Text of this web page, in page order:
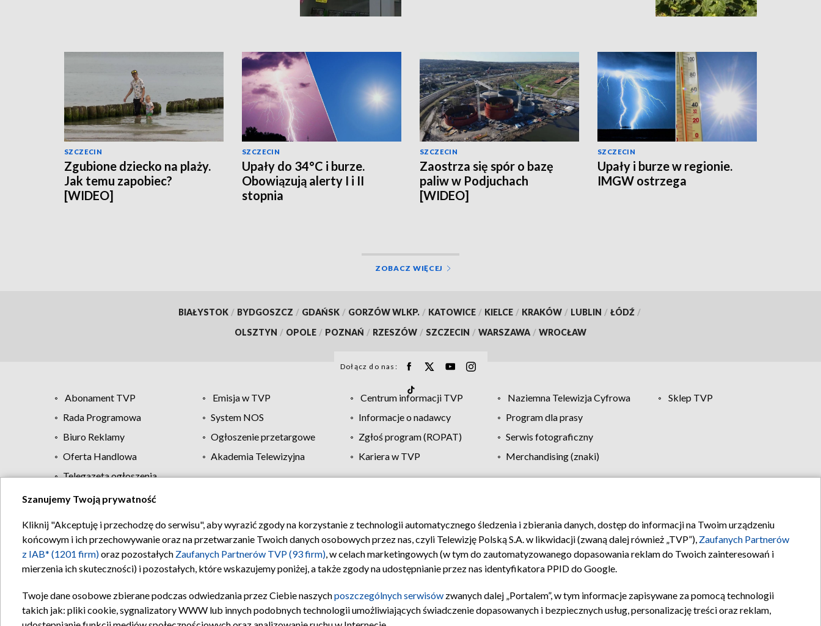
SZCZECIN
Zgubione dziecko na plaży.
Jak temu zapobiec?
[WIDEO]
SZCZECIN
Upały do 34°C i burze.
Obowiązują alerty I i II
stopnia
SZCZECIN
Zaostrza się spór o bazę
paliw w Podjuchach
[WIDEO]
SZCZECIN
Upały i burze w regionie.
IMGW ostrzega
ZOBACZ WIĘCEJ
BIAŁYSTOK / BYDGOSZCZ / GDAŃSK / GORZÓW WLKP. / KATOWICE / KIELCE / KRAKÓW / LUBLIN / ŁÓDŹ /
OLSZTYN / OPOLE / POZNAŃ / RZESZÓW / SZCZECIN / WARSZAWA / WROCŁAW
Dołącz do nas:
Abonament TVP Emisja w TVP Centrum informacji TVP Naziemna Telewizja Cyfrowa
Sklep TVP
Rada Programowa
System NOS Informacje o nadawcy
Program dla prasy
Biuro Reklamy
Ogłoszenie przetargowe Zgłoś program (ROPAT)
Serwis fotograficzny
Oferta Handlowa
Akademia Telewizyjna Kariera w TVP
Merchandising (znaki)
Telegazeta ogłoszenia
Regulamin TVP Polityka prywatności Moje zgody Pomoc Biuro reklamy Kontakt
Szanujemy Twoją prywatność
Kliknij "Akceptuję i przechodzę do serwisu", aby wyrazić zgody na korzystanie z technologii automatycznego śledzenia i zbierania danych, dostęp do informacji na Twoim urządzeniu
końcowym i ich przechowywanie oraz na przetwarzanie Twoich danych osobowych przez nas, czyli Telewizję Polską S.A. w likwidacji (zwaną dalej również „TVP”), Zaufanych Partnerów
z IAB* (1201 firm)oraz pozostałych Zaufanych Partnerów TVP (93 firm), w celach marketingowych (w tym do zautomatyzowanego dopasowania reklam do Twoich zainteresowań i
mierzenia ich skuteczności) i pozostałych, które wskazujemy poniżej, a także zgody na udostępnianie przez nas identyfikatora PPID do Google.
Twoje dane osobowe zbierane podczas odwiedzania przez Ciebie naszychposzczególnych serwisów zwanych dalej „Portalem”, w tym informacje zapisywane za pomocą technologii
takich jak: pliki cookie, sygnalizatory WWW lub innych podobnych technologii umożliwiających świadczenie dopasowanych i bezpiecznych usług, personalizację treści oraz reklam,